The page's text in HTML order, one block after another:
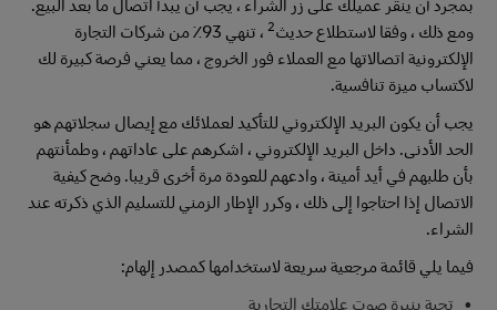
بمجرد أن ينقر عميلك على زر الشراء ، يجب أن يبدأ اتصال ما بعد البيع.
ومع ذلك ، وفقا لاستطلاع حديث2
، تنهي 93٪ من شركات التجارة
الإلكترونية اتصالاتها مع العملاء فور الخروج ، مما يعني فرصة كبيرة لك
لاكتساب ميزة تنافسية.
يجب أن يكون البريد الإلكتروني للتأكيد لعملائك مع إيصال سجلاتهم هو
الحد الأدنى. داخل البريد الإلكتروني ، اشكرهم على عاداتهم ، وطمأنتهم
بأن طلبهم في أيد أمينة ، وادعهم للعودة مرة أخرى قريبا. وضح كيفية
الاتصال إذا احتاجوا إلى ذلك ، وكرر الإطار الزمني للتسليم الذي ذكرته عند
الشراء.
فيما يلي قائمة مرجعية سريعة لاستخدامها كمصدر إلهام:
تحية بنبرة صوت علامتك التجارية